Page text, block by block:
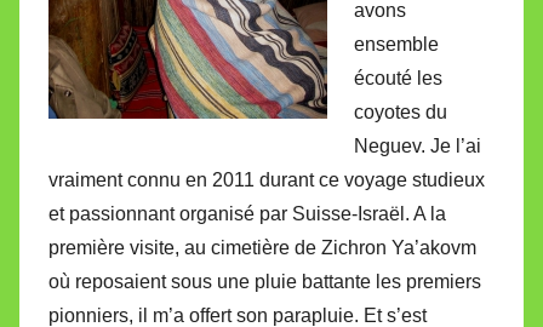
e
avons
ensemble
écouté les
coyotes du
Neguev. Je l’ai
vraiment connu en 2011 durant ce voyage studieux
et passionnant organisé par Suisse-Israël. A la
première visite, au cimetière de Zichron Ya’akovm
où reposaient sous une pluie battante les premiers
pionniers, il m’a offert son parapluie. Et s’est